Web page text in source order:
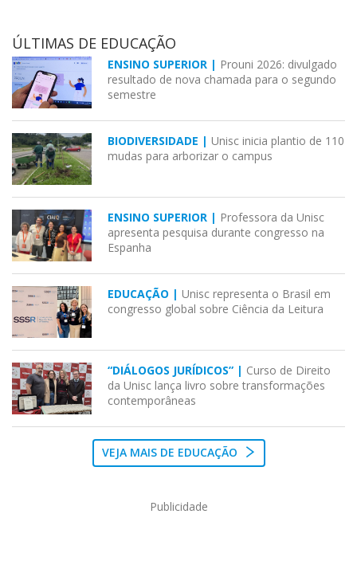
ÚLTIMAS DE EDUCAÇÃO
ENSINO SUPERIOR | Prouni 2026: divulgado
resultado de nova chamada para o segundo
semestre
BIODIVERSIDADE | Unisc inicia plantio de 110
mudas para arborizar o campus
ENSINO SUPERIOR | Professora da Unisc
apresenta pesquisa durante congresso na
Espanha
EDUCAÇÃO | Unisc representa o Brasil em
congresso global sobre Ciência da Leitura
“DIÁLOGOS JURÍDICOS” | Curso de Direito
da Unisc lança livro sobre transformações
contemporâneas
VEJA MAIS DE EDUCAÇÃO
Publicidade